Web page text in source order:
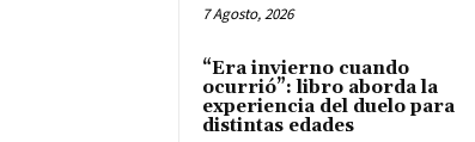
7 Agosto, 2026
“Era invierno cuando
ocurrió”: libro aborda la
experiencia del duelo para
distintas edades